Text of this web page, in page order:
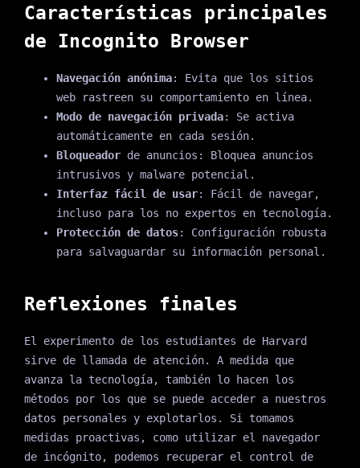
Características principales
de Incognito Browser
Navegación anónima: Evita que los sitios
web rastreen su comportamiento en línea.
Modo de navegación privada: Se activa
automáticamente en cada sesión.
Bloqueadorde anuncios: Bloquea anuncios
intrusivos y malware potencial.
Interfaz fácil de usar: Fácil de navegar,
incluso para los no expertos en tecnología.
Protección de datos: Configuración robusta
para salvaguardar su información personal.
Reflexiones finales
El experimento de los estudiantes de Harvard
sirve de llamada de atención. A medida que
avanza la tecnología, también lo hacen los
métodos por los que se puede acceder a nuestros
datos personales y explotarlos. Si tomamos
medidas proactivas, como utilizar el navegador
de incógnito, podemos recuperar el control de